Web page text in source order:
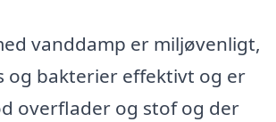
vanddamp er miljøvenligt,
og bakterier effektivt og er
overflader og stof og der